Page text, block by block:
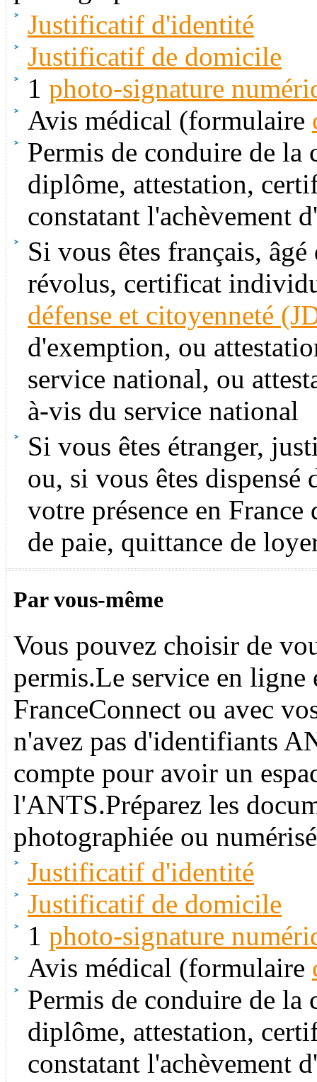
Justificatif d'identité
Justificatif de domicile
1 photo-signature
Avis médical (formulaire
Permis de conduire de la
diplôme, attestation,
constatant l'achèvement
Si vous êtes français,
révolus, certificat
défense et citoyenneté
d'exemption, ou
service national, ou
à-vis du service national
Si vous êtes étranger,
ou, si vous êtes
votre présence en
de paie, quittance de
Par vous-même
Vous pouvez choisir de
permis.Le service en ligne
FranceConnect ou avec
n'avez pas d'identifiants
compte pour avoir un
l'ANTS.Préparez les
photographiée ou
Justificatif d'identité
Justificatif de domicile
1 photo-signature
Avis médical (formulaire
Permis de conduire de la
diplôme, attestation,
constatant l'achèvement